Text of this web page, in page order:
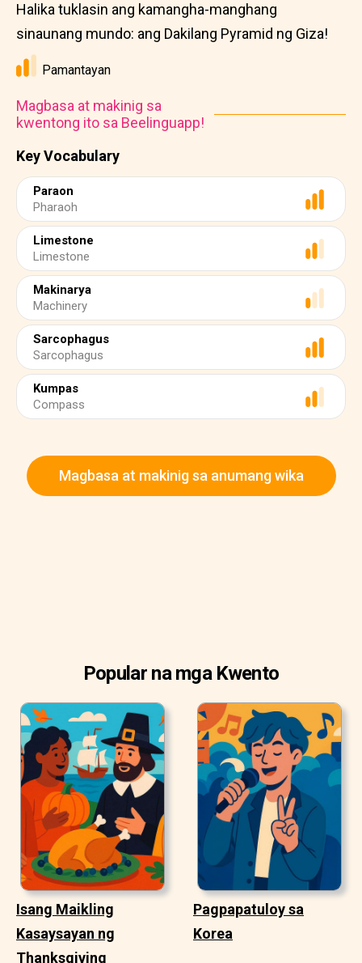
Key Vocabulary
Paraon
Pharaoh
Limestone
Limestone
Makinarya
Machinery
Sarcophagus
Sarcophagus
Kumpas
Compass
Halika tuklasin ang kamangha-manghang
sinaunang mundo: ang Dakilang Pyramid ng Giza!
Pamantayan
Magbasa at makinig sa
kwentong ito sa Beelinguapp!
Magbasa at makinig sa anumang wika
Popular na mga Kwento
Isang Maikling
Kasaysayan ng
Thanksgiving
Pagpapatuloy sa
Korea